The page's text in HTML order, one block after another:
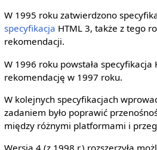
W 1995 roku zatwierdzono
specyfikacja HTML 3, także z tego
rekomendacji.
W 1996 roku powstała specyfikacja
rekomendację w 1997 roku.
W kolejnych specyfikacjach
zadaniem było poprawić
między różnymi platformami i
Wersja 4 (z 1998 r.) rozszerzyła